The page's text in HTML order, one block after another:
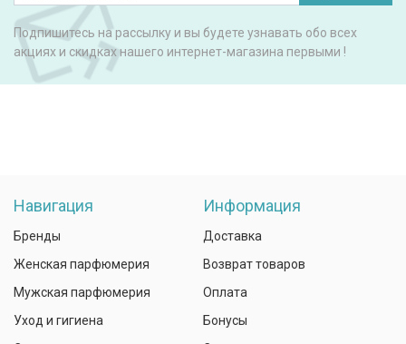
Подпишитесь на рассылку и вы будете узнавать обо всех
акциях и скидках нашего интернет-магазина первыми !
Навигация
Бренды
Женская парфюмерия
Мужская парфюмерия
Уход и гигиена
Информация
Доставка
Возврат товаров
Оплата
Бонусы